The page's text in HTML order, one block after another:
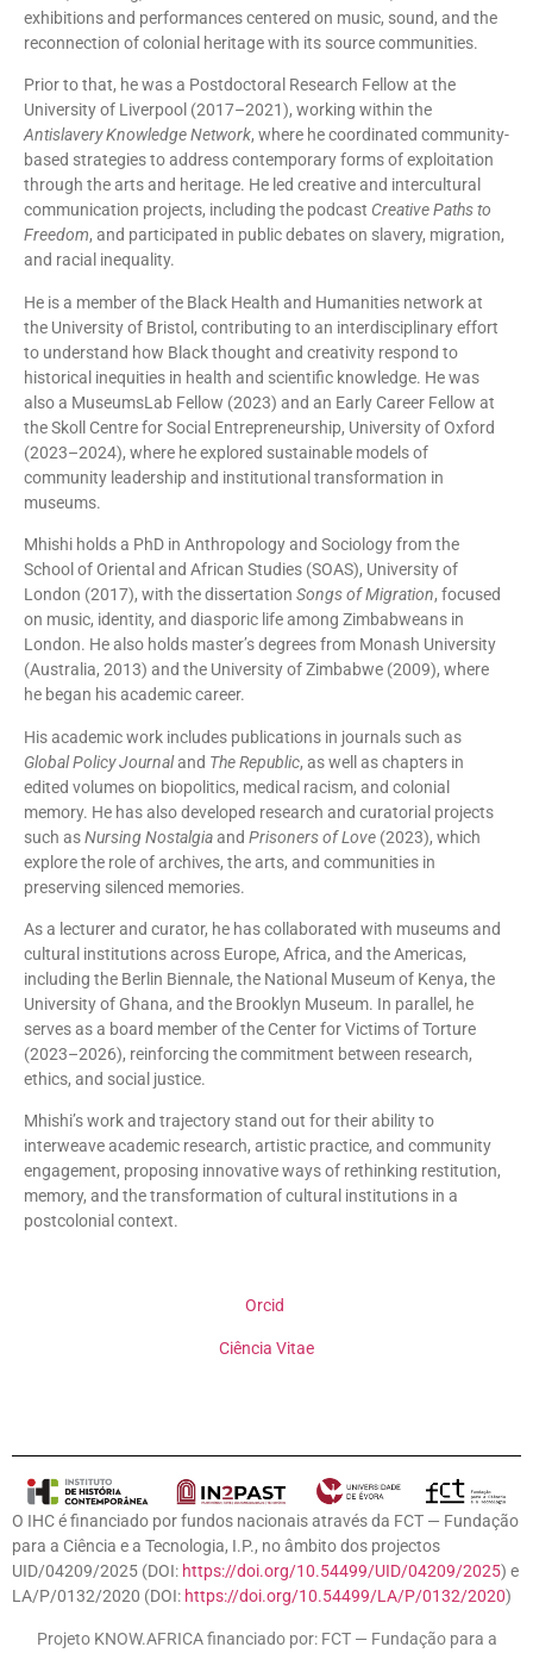
exhibitions and performances centered on music, sound, and the
reconnection of colonial heritage with its source communities.
Prior to that, he was a Postdoctoral Research Fellow at the
University of Liverpool (2017–2021), working within the
Antislavery Knowledge Network, where he coordinated community-
based strategies to address contemporary forms of exploitation
through the arts and heritage. He led creative and intercultural
communication projects, including the podcast Creative Paths to
Freedom, and participated in public debates on slavery, migration,
and racial inequality.
He is a member of the Black Health and Humanities network at
the University of Bristol, contributing to an interdisciplinary effort
to understand how Black thought and creativity respond to
historical inequities in health and scientific knowledge. He was
also a MuseumsLab Fellow (2023) and an Early Career Fellow at
the Skoll Centre for Social Entrepreneurship, University of Oxford
(2023–2024), where he explored sustainable models of
community leadership and institutional transformation in
museums.
Mhishi holds a PhD in Anthropology and Sociology from the
School of Oriental and African Studies (SOAS), University of
London (2017), with the dissertation Songs of Migration, focused
on music, identity, and diasporic life among Zimbabweans in
London. He also holds master’s degrees from Monash University
(Australia, 2013) and the University of Zimbabwe (2009), where
he began his academic career.
His academic work includes publications in journals such as
Global Policy Journaland The Republic, as well as chapters in
edited volumes on biopolitics, medical racism, and colonial
memory. He has also developed research and curatorial projects
such asNursing Nostalgiaand Prisoners of Love (2023), which
explore the role of archives, the arts, and communities in
preserving silenced memories.
As a lecturer and curator, he has collaborated with museums and
cultural institutions across Europe, Africa, and the Americas,
including the Berlin Biennale, the National Museum of Kenya, the
University of Ghana, and the Brooklyn Museum. In parallel, he
serves as a board member of the Center for Victims of Torture
(2023–2026), reinforcing the commitment between research,
ethics, and social justice.
Mhishi’s work and trajectory stand out for their ability to
interweave academic research, artistic practice, and community
engagement, proposing innovative ways of rethinking restitution,
memory, and the transformation of cultural institutions in a
postcolonial context.
Orcid
Ciência Vitae
O IHC é financiado por fundos nacionais através da FCT — Fundação
para a Ciência e a Tecnologia, I.P., no âmbito dos projectos
UID/04209/2025 (DOI: https://doi.org/10.54499/UID/04209/2025) e
LA/P/0132/2020 (DOI: https://doi.org/10.54499/LA/P/0132/2020)
Projeto KNOW.AFRICA financiado por: FCT — Fundação para a